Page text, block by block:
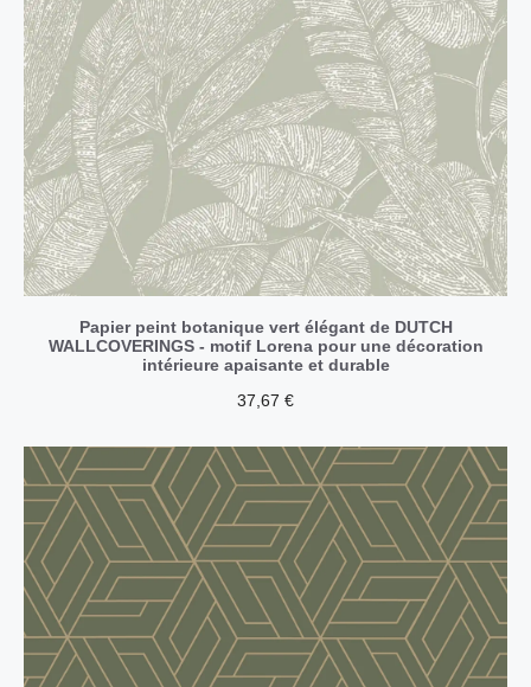
Papier peint botanique vert élégant de DUTCH
WALLCOVERINGS - motif Lorena pour une décoration
intérieure apaisante et durable
37,67 €